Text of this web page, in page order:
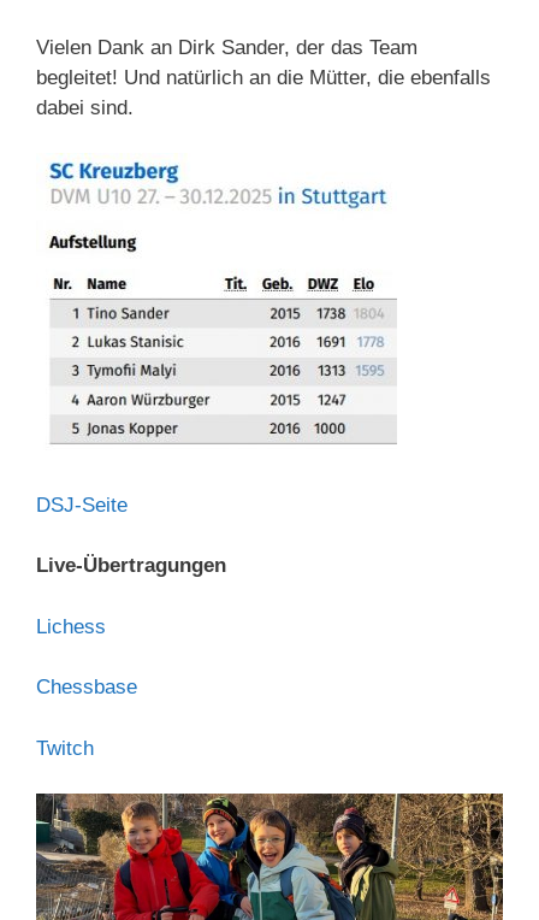
Vielen Dank an Dirk Sander, der das Team
begleitet! Und natürlich an die Mütter, die ebenfalls
dabei sind.
DSJ-Seite
Live-Übertragungen
Lichess
Chessbase
Twitch